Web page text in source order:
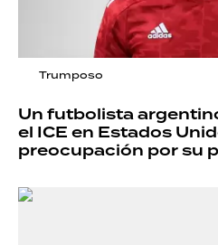
Trumposo
Un futbolista
el ICE en Estados
preocupación por su